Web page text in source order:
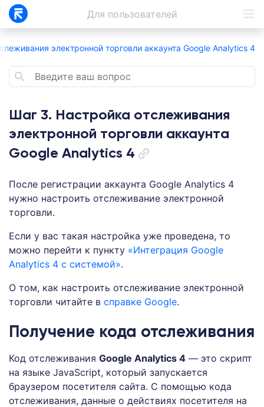
Для пользователей
электронной торговли аккаунта Google Analytics 4
Шаг 3. Настройка отслеживания
электронной торговли аккаунта
Google Analytics 4
После регистрации аккаунта Google Analytics 4
нужно настроить отслеживание электронной
торговли.
Если у вас такая настройка уже проведена, то
можно перейти к пункту «Интеграция Google
Analytics 4 с системой».
О том, как настроить отслеживание электронной
торговли читайте в справке Google.
Получение кода отслеживания
Код отслеживания Google Analytics 4 — это скрипт
на языке JavaScript, который запускается
браузером посетителя сайта. С помощью кода
отслеживания, данные о действияx посетителя на